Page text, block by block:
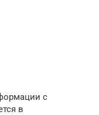
с
в